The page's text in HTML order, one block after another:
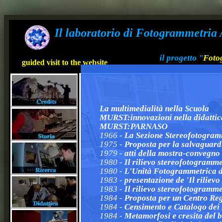
Il laboratorio di Fotogrammetria
guided visit to the website il progetto "
La multimedialità nella Scuola
MURST:innovazioni nella
MURST:PARNASO
1966 - La Sezione
1975 - Proposta per la
1979 - atti della mostra-convegno
1980 - Il rilievo
1980 - L'Unità Fotogrammetrica
1983 - presentazione de 'Il
1983 - Il rilievo
1984 - Proposta per un Centro
1984 - Censimento e Catalogo
1984 -Metamorfosi e cresita del